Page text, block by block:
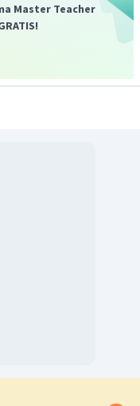
Master Teacher